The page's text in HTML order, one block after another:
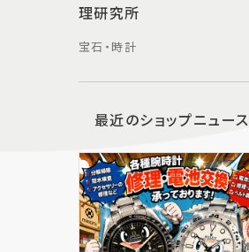
理研究所
宝石・時計
最近のショップニュース